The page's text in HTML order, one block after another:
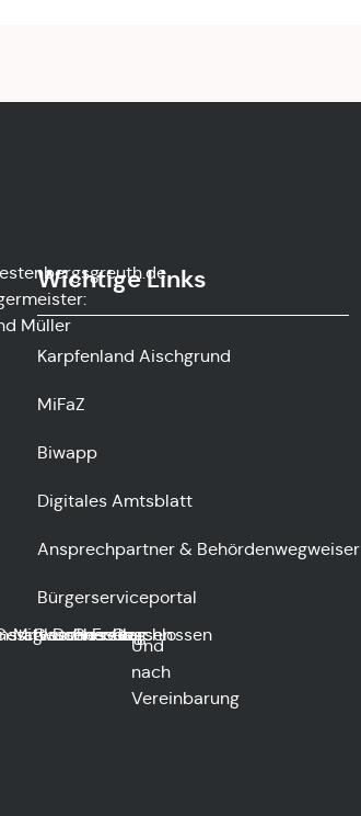
Müller
Wichtige Links
Karpfenland Aischgrund
MiFaZ
Biwapp
Digitales Amtsblatt
Ansprechpartner & Behördenwegweiser
Bürgerserviceportal
Mittwoch
Geschlossen
Donnerstag
Geschlossen
Freitag
Geschlossen
Und
nach
Vereinbarung